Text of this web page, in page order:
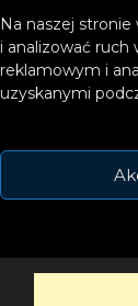
Na naszej
i analizować
reklamowym i
uzyskanymi
artystów,
się na
popie,